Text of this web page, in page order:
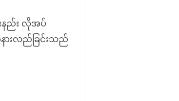
နည်း လိုအပ်
နားလည်ခြင်းသည်